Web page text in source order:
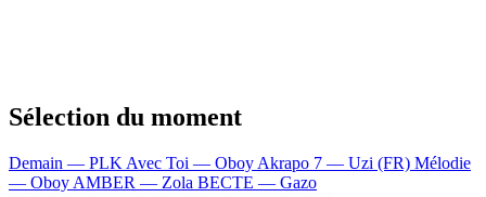
Sélection du moment
Demain — PLK Avec Toi — Oboy Akrapo 7 — Uzi (FR) Mélodie
— Oboy AMBER — Zola BECTE — Gazo